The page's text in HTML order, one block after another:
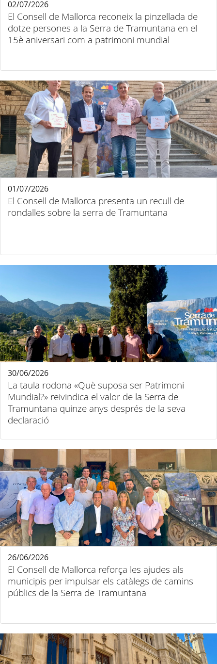
El Consell de Mallorca reconeix la pinzellada de
dotze persones a la Serra de Tramuntana en el
15è aniversari com a patrimoni mundial
02/07/2026
El Consell de Mallorca presenta un recull de
rondalles sobre la serra de Tramuntana
01/07/2026
La taula rodona «Què suposa ser Patrimoni
Mundial?» reivindica el valor de la Serra de
Tramuntana quinze anys després de la seva
declaració
30/06/2026
El Consell de Mallorca reforça les ajudes als
municipis per impulsar els catàlegs de camins
públics de la Serra de Tramuntana
26/06/2026